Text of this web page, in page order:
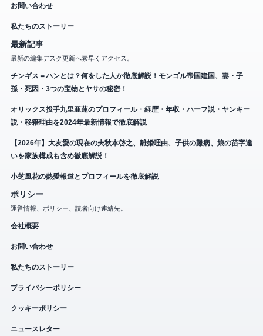
お問い合わせ
私たちのストーリー
最新記事
最新の編集デスク更新へ素早くアクセス。
チンギス＝ハンとは？何をした人か徹底解説！モンゴル帝国建国、妻・子
孫・死因・3つの宝物とヤサの秘密！
オリックス投手九里亜蓮のプロフィール・経歴・年収・ハーフ説・ヤンキー
説・移籍理由を2024年最新情報で徹底解説
【2026年】大友愛の現在の夫秋本啓之、離婚理由、子供の難病、娘の苗字違
いを家族構成も含め徹底解説！
小芝風花の熱愛報道とプロフィールを徹底解説
ポリシー
運営情報、ポリシー、読者向け連絡先。
会社概要
お問い合わせ
私たちのストーリー
プライバシーポリシー
クッキーポリシー
ニュースレター